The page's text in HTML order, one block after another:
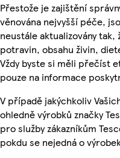
Přestože je zajištění
věnována nejvyšší péče,
neustále aktualizovány
potravin, obsahu živin,
Vždy byste si měli přečíst
pouze na informace
V případě jakýchkoliv
ohledně výrobků značky
pro služby zákazníkům
pokdu se nejedná o